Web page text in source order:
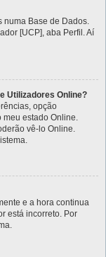
numa Base de Dados.
[UCP], aba Perfil. Aí
Utilizadores Online?
opção
meu estado Online.
vê-lo Online.
e a hora continua
está incorreto. Por